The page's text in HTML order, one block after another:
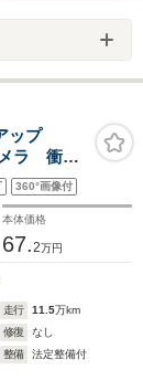
ップ
ラ 衝突
スマー
ン
360°画像付
本体価格
67.2万円
走行 11.5万km
修復
なし
整備
法定整備付